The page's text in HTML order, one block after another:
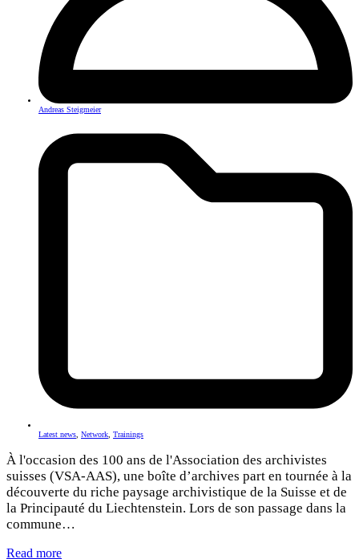
Andreas Steigmeier
Latest news Network Trainings
À l'occasion des 100 ans de l'Association des archivistes
suisses (VSA-AAS), une boîte d’archives part en tournée à la
découverte du riche paysage archivistique de la Suisse et de
la Principauté du Liechtenstein. Lors de son passage dans la
commune…
Read more